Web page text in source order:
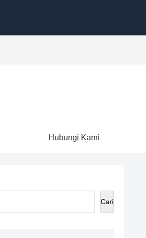
Hubungi Kami
Cari